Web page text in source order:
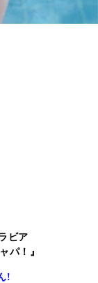
ビア
パ！』
!